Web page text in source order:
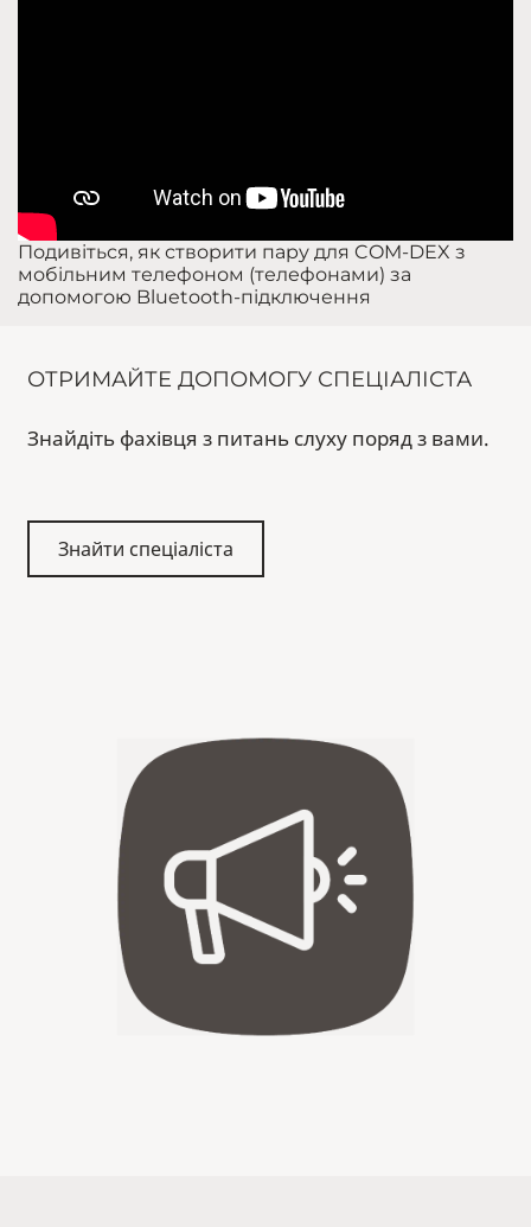
Подивіться, як створити пару для COM-DEX з
мобільним телефоном (телефонами) за
допомогою Bluetooth-підключення
ОТРИМАЙТЕ ДОПОМОГУ СПЕЦІАЛІСТА
Знайдіть фахівця з питань слуху поряд з вами.
Знайти спеціаліста